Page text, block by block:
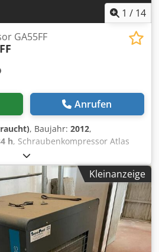
1 / 14
GA55FF
Anrufen
, Baujahr: 2012,
h, Schraubenkompressor Atlas
integriert 55 kW 9,80 bar
m3/min Baujahr: 2012
Kleinanzeige